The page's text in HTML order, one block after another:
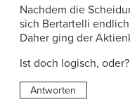
Nachdem die
sich Bertartelli
Daher ging der
Ist doch logisch, oder?
Antworten